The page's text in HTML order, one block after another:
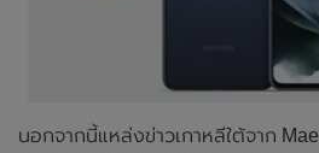
นอกจากนี้แหล่งข่าวเกาหลีใต้จาก